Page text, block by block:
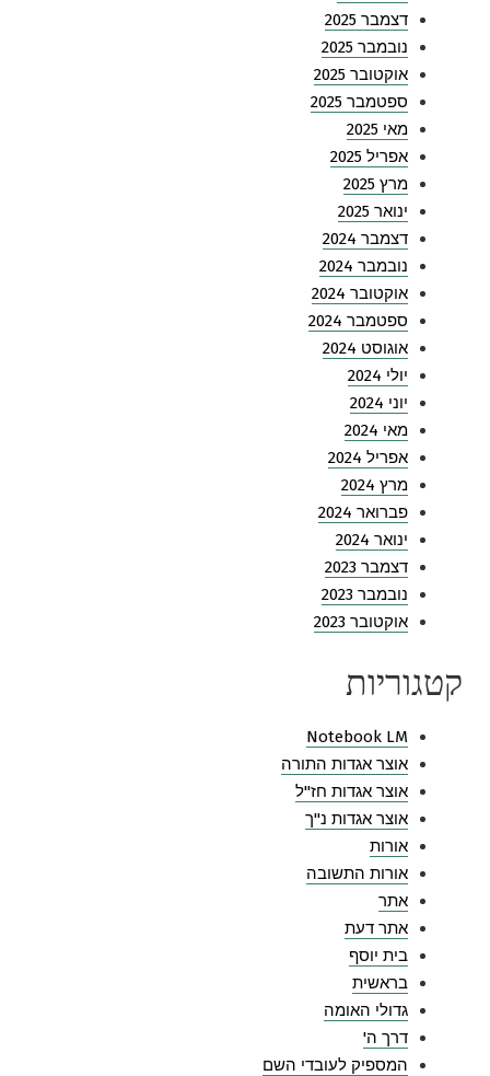
דצמבר 2025
נובמבר 2025
אוקטובר 2025
ספטמבר 2025
מאי 2025
אפריל 2025
מרץ 2025
ינואר 2025
דצמבר 2024
נובמבר 2024
אוקטובר 2024
ספטמבר 2024
אוגוסט 2024
יולי 2024
יוני 2024
מאי 2024
אפריל 2024
מרץ 2024
פברואר 2024
ינואר 2024
דצמבר 2023
נובמבר 2023
אוקטובר 2023
קטגוריות
Notebook LM
אוצר אגדות התורה
אוצר אגדות חז"ל
אוצר אגדות נ"ך
אורות
אורות התשובה
אתר
אתר דעת
בית יוסף
בראשית
גדולי האומה
דרך ה'
המספיק לעובדי השם